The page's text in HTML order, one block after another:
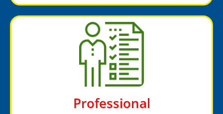
Professional